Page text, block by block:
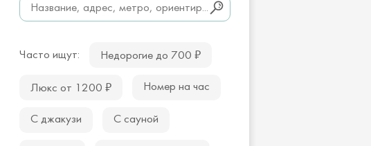
Часто ищут: Недорогие до 700 ₽
Люкс от 1200 ₽ Номер на час
С джакузи С сауной